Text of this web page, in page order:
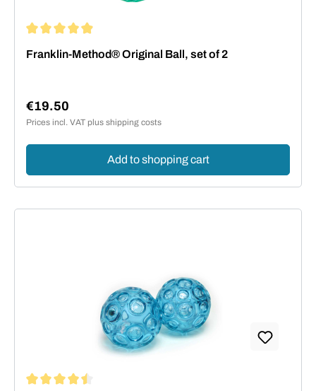
Franklin-Method® Original Ball, set of 2
Regular price:
€19.50
Prices incl. VAT plus shipping costs
Add to shopping cart